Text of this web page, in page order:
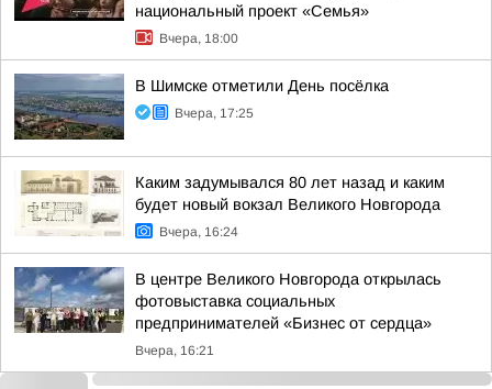
национальный проект «Семья»
Вчера, 18:00
В Шимске отметили День посёлка
Вчера, 17:25
Каким задумывался 80 лет назад и каким
будет новый вокзал Великого Новгорода
Вчера, 16:24
В центре Великого Новгорода открылась
фотовыставка социальных
предпринимателей «Бизнес от сердца»
Вчера, 16:21